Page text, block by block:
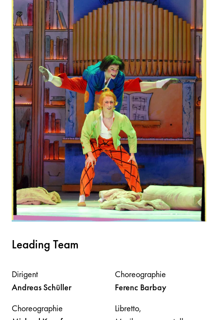
Leading Team
Dirigent
AndreasSchüller
Choreographie
Ferenc Barbay
Choreographie
Libretto,